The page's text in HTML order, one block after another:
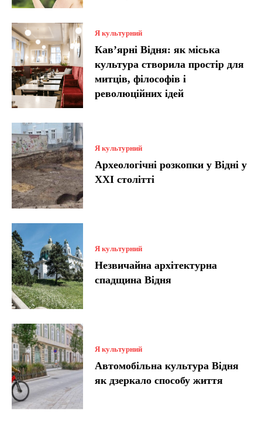
Я культурний
Кав’ярні Відня: як міська
культура створила простір для
митців, філософів і
революційних ідей
Я культурний
Археологічні розкопки у Відні у
XXI столітті
Я культурний
Незвичайна архітектурна
спадщина Відня
Я культурний
Автомобільна культура Відня
як дзеркало способу життя